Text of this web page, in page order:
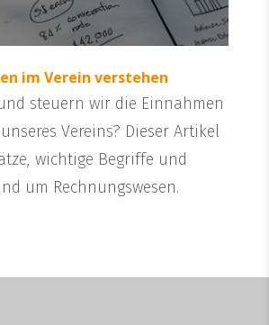
im Verein verstehen
steuern wir die Einnahmen
Vereins? Dieser Artikel
wichtige Begriffe und
um Rechnungswesen.